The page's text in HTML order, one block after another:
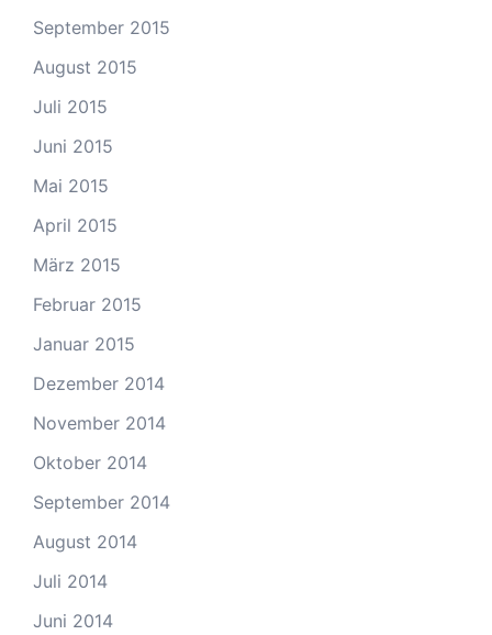
September 2015
August 2015
Juli 2015
Juni 2015
Mai 2015
April 2015
März 2015
Februar 2015
Januar 2015
Dezember 2014
November 2014
Oktober 2014
September 2014
August 2014
Juli 2014
Juni 2014